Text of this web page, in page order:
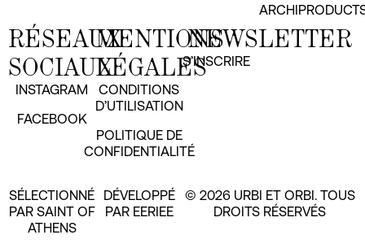
NEWSLETTER
S’INSCRIRE
MENTIONS
LÉGALES
CONDITIONS
D’UTILISATION
POLITIQUE DE
CONFIDENTIALITÉ
RÉSEAUX
SOCIAUX
INSTAGRAM
FACEBOOK
© 2026 URBI ET ORBI. TOUS
DROITS RÉSERVÉS
SÉLECTIONNÉ
PAR SAINT OF
ATHENS
DÉVELOPPÉ
PAR EERIEE